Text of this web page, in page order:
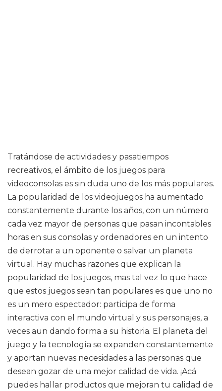
Tratándose de actividades y pasatiempos
recreativos, el ámbito de los juegos para
videoconsolas es sin duda uno de los más populares.
La popularidad de los videojuegos ha aumentado
constantemente durante los años, con un número
cada vez mayor de personas que pasan incontables
horas en sus consolas y ordenadores en un intento
de derrotar a un oponente o salvar un planeta
virtual. Hay muchas razones que explican la
popularidad de los juegos, mas tal vez lo que hace
que estos juegos sean tan populares es que uno no
es un mero espectador: participa de forma
interactiva con el mundo virtual y sus personajes, a
veces aun dando forma a su historia. El planeta del
juego y la tecnología se expanden constantemente
y aportan nuevas necesidades a las personas que
desean gozar de una mejor calidad de vida. ¡Acá
puedes hallar productos que mejoran tu calidad de